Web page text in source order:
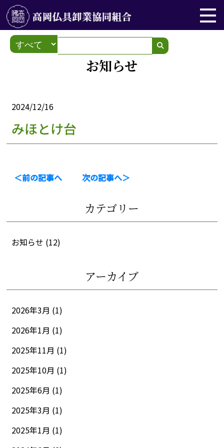
お知らせ
2024/12/16
みほとけ台
＜前の記事へ 次の記事へ＞
カテゴリー
お知らせ (12)
アーカイブ
2026年3月 (1)
2026年1月 (1)
2025年11月 (1)
2025年10月 (1)
2025年6月 (1)
2025年3月 (1)
2025年1月 (1)